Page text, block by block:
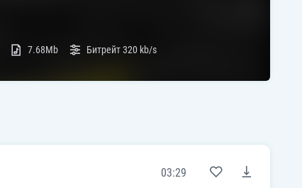
7.68Mb Битрейт320 kb/s
03:29